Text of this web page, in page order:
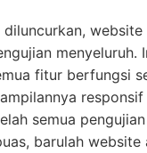
diluncurkan,
menyeluruh.
fitur berfungsi
semua
barulah website